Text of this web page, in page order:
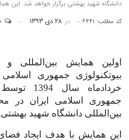
دانشگاه شهید بهشتی برگزار خواهد شد. این
کد مطلب: ۶۴۴۱ در ۲۸ دی ۱۳۹۳
اولین همایش بین المللی
بیوتکنولوژی جمهوری
خردادماه
جمهوری اسلامی ایران در
بین المللی دانشگاه شهید
این همایش با هدف ایجاد